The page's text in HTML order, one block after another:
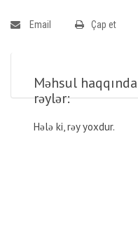
Email Çap et
Məhsul haqqında
rəylər:
Hələ ki, rəy yoxdur.